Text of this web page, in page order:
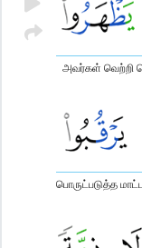
அவர்கள்
பொருட்படுத்த